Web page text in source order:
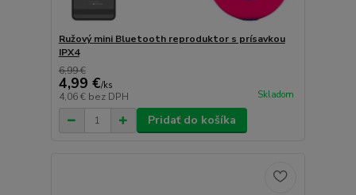
Ružový mini Bluetooth reproduktor s prísavkou
IPX4
6,99 €
4,99 €/ks
4,06 € bez DPH Skladom
Pridať do košíka